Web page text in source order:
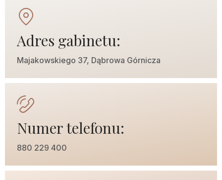
Adres gabinetu:
Majakowskiego 37, Dąbrowa Górnicza
Numer telefonu:
880 229 400